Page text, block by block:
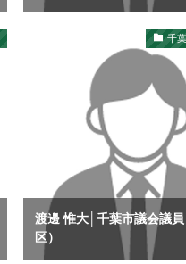
千
渡邊 惟大│千葉市議会議
区）